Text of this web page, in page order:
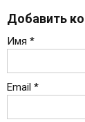
Добавить
Имя *
Email *